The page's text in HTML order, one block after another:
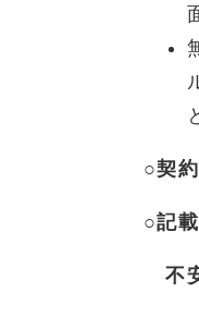
○​契
○​記
不